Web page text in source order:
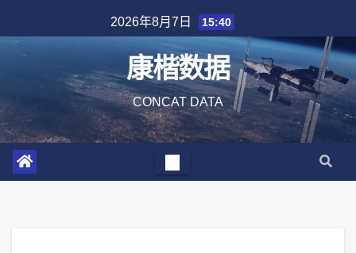
to
content
2026年8月7日 15:40
康楷数据
CONCAT DATA